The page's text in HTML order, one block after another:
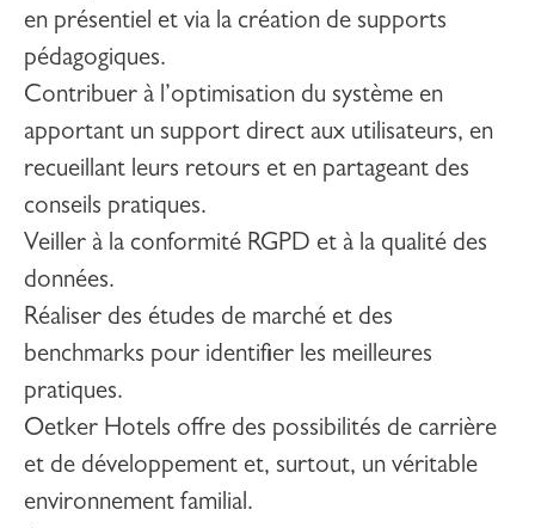
en présentiel et via la création de supports
pédagogiques.
Contribuer à l’optimisation du système en
apportant un support direct aux utilisateurs, en
recueillant leurs retours et en partageant des
conseils pratiques.
Veiller à la conformité RGPD et à la qualité des
données.
Réaliser des études de marché et des
benchmarks pour identifier les meilleures
pratiques.
Oetker Hotels offre des possibilités de carrière
et de développement et, surtout, un véritable
environnement familial.